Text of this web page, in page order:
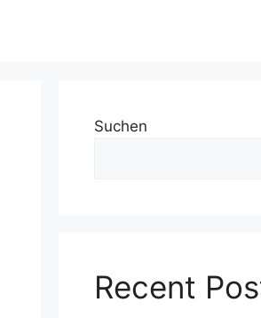
Suchen
Recent